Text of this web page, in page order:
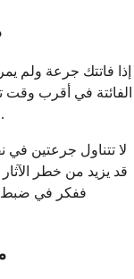
الفائتة وتناول الجرعة التالية في الموعد المحدد.
لا تتناول جرعتين في
قد يزيد من خطر
ففكر في ضبط